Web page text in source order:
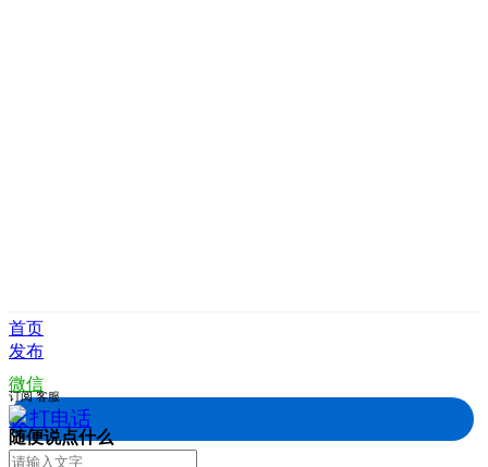
首页
发布
微信
拨打电话
订阅 客服
随便说点什么